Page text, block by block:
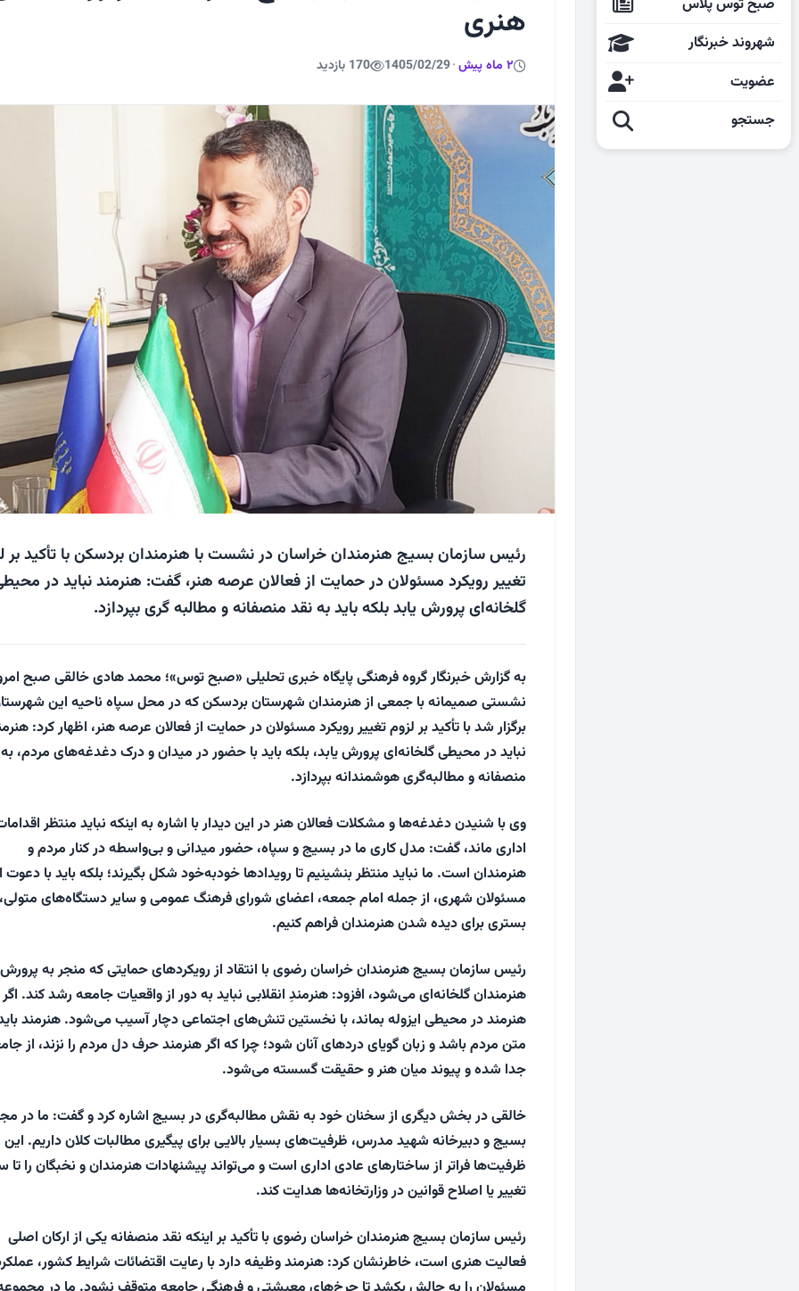
شهروند خبرنگار
عضویت
جستجو
هنری
2 ماه پیش ·
1405/02/29 170 بازدید
رئیس سازمان بسیج هنرمندان خراسان در نشست با هنرمندان بردسکن با تأکید بر
تغییر رویکرد مسئولان در حمایت از فعالان عرصه هنر، گفت: هنرمند نباید در
گلخانه‌ای پرورش یابد بلکه باید به نقد منصفانه و مطالبه گری بپردازد.
به گزارش خبرنگار گروه فرهنگی پایگاه خبری تحلیلی «صبح توس»؛ محمد هادی خالقی صبح
نشستی صمیمانه با جمعی از هنرمندان شهرستان بردسکن که در محل سپاه ناحیه این
برگزار شد با تأکید بر لزوم تغییر رویکرد مسئولان در حمایت از فعالان عرصه هنر، اظهار کرد:
نباید در محیطی گلخانه‌ای پرورش یابد، بلکه باید با حضور در میدان و درک دغدغه‌های مردم،
منصفانه و مطالبه‌گری هوشمندانه بپردازد.
وی با شنیدن دغدغه‌ها و مشکلات فعالان هنر در این دیدار با اشاره به اینکه نباید منتظر
اداری ماند، گفت: مدل کاری ما در بسیج و سپاه، حضور میدانی و بی‌واسطه در کنار مردم و
هنرمندان است. ما نباید منتظر بنشینیم تا رویدادها خودبه‌خود شکل بگیرند؛ بلکه باید با دعوت
مسئولان شهری، از جمله امام جمعه، اعضای شورای فرهنگ عمومی و سایر دستگاه‌های متولی،
بستری برای دیده شدن هنرمندان فراهم کنیم.
رئیس سازمان بسیج هنرمندان خراسان رضوی با انتقاد از رویکردهای حمایتی که منجر به پرورش
هنرمندان گلخانه‌ای می‌شود، افزود: هنرمندِ انقلابی نباید به دور از واقعیات جامعه رشد کند. اگر
هنرمند در محیطی ایزوله بماند، با نخستین تنش‌های اجتماعی دچار آسیب می‌شود. هنرمند
متن مردم باشد و زبان گویای دردهای آنان شود؛ چرا که اگر هنرمند حرف دل مردم را نزند، از
جدا شده و پیوند میان هنر و حقیقت گسسته می‌شود.
خالقی در بخش دیگری از سخنان خود به نقش مطالبه‌گری در بسیج اشاره کرد و گفت: ما در
بسیج و دبیرخانه شهید مدرس، ظرفیت‌های بسیار بالایی برای پیگیری مطالبات کلان داریم. این
ظرفیت‌ها فراتر از ساختارهای عادی اداری است و می‌تواند پیشنهادات هنرمندان و نخبگان را
تغییر یا اصلاح قوانین در وزارتخانه‌ها هدایت کند.
رئیس سازمان بسیج هنرمندان خراسان رضوی با تأکید بر اینکه نقد منصفانه یکی از ارکان اصلی
فعالیت هنری است، خاطرنشان کرد: هنرمند وظیفه دارد با رعایت اقتضائات شرایط کشور،